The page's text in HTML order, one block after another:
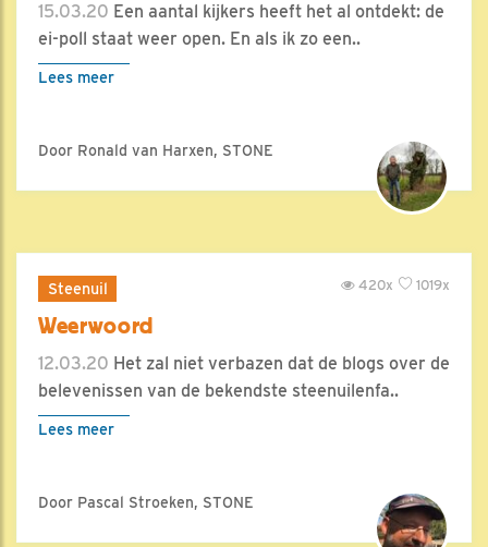
15.03.20 Een aantal kijkers heeft het al ontdekt: de
ei-poll staat weer open. En als ik zo een..
Lees meer
Door Ronald van Harxen, STONE
Steenuil 1019x
420x
Weerwoord
12.03.20 Het zal niet verbazen dat de blogs over de
belevenissen van de bekendste steenuilenfa..
Lees meer
Door Pascal Stroeken, STONE